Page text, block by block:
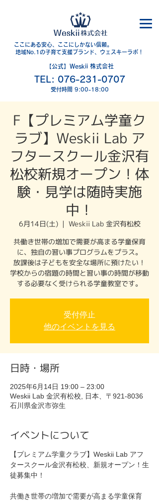
​ここにある安心、ここにしかない信頼。
地域No.1の子育て支援ブランド、ウェスキーラボ！
【公式】Weskii 株式会社
TEL: 076-231-0707
​受付時間 9:00-18:00
F【プレミアム学童ク
ラブ】Weskii Lab ア
フタースクール金沢有
松校新規オープン！体
験・見学は随時実施
中！
6月14日(土)
  |
Weskii Lab 金沢有松校
共働き世帯の増加で需要が高まる学童保育
に、独自の習い事プログラムをプラス。
放課後は子どもを安全な場所に預けたい！
学校からの宿題の時間と習い事の時間が移動
する必要なく受けられる学童教室です。
受付停止
他のイベントを見る
日時・場所
2025年6月14日 19:00 – 23:00
Weskii Lab 金沢有松校, 日本、〒921-8036
石川県金沢市弥生
イベントについて
【プレミアム学童クラブ】Weskii Lab アフ
タースクール金沢有松校、新規オープン！生
徒募集中！
共働き世帯の増加で需要が高まる学童保育